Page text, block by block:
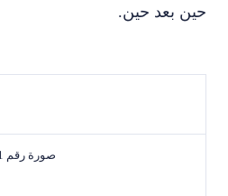
حين بعد حين.
صورة رقم 1